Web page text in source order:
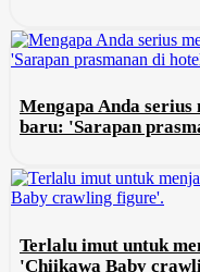
Mengapa Anda
baru: 'Sarapan
Terlalu imut untuk
'Chiikawa Baby